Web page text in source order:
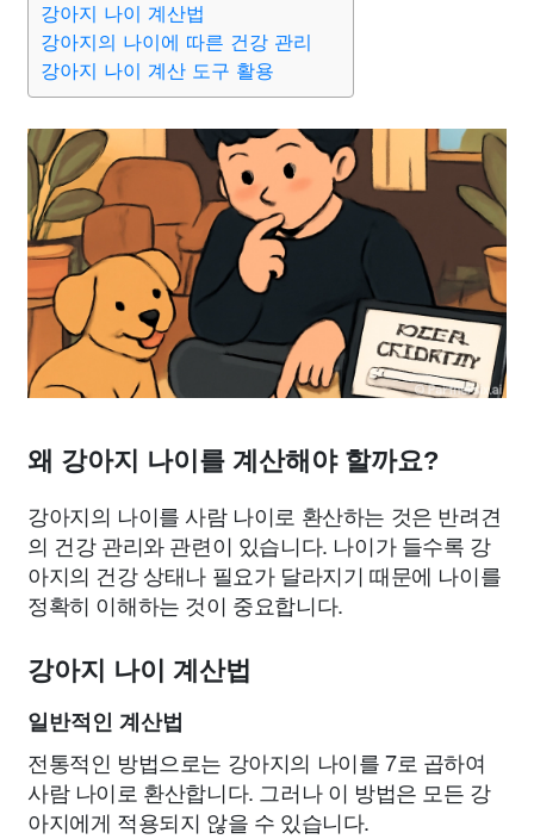
강아지 나이 계산법
강아지의 나이에 따른 건강 관리
강아지 나이 계산 도구 활용
왜 강아지 나이를 계산해야 할까요?
강아지의 나이를 사람 나이로 환산하는 것은 반려견
의 건강 관리와 관련이 있습니다. 나이가 들수록 강
아지의 건강 상태나 필요가 달라지기 때문에 나이를
정확히 이해하는 것이 중요합니다.
강아지 나이 계산법
일반적인 계산법
전통적인 방법으로는 강아지의 나이를 7로 곱하여
사람 나이로 환산합니다. 그러나 이 방법은 모든 강
아지에게 적용되지 않을 수 있습니다.